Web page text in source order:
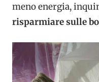
menoenergia,
risparmiare sulle